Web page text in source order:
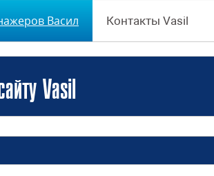
Васил Контакты Vasil
Vasil